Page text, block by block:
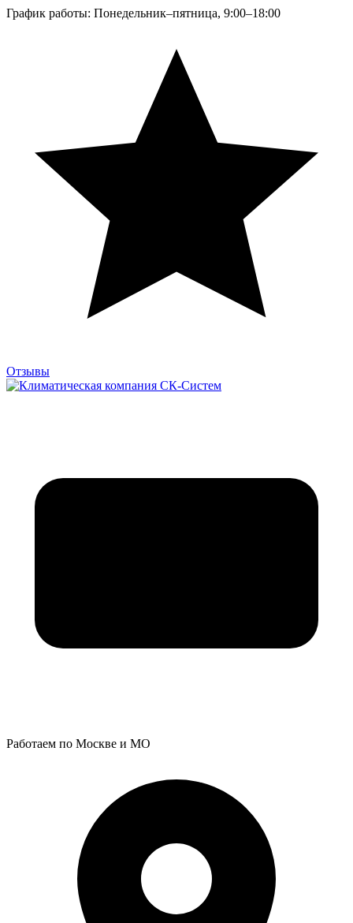
График работы: Понедельник–пятница, 9:00–18:00
Отзывы
Работаем по Москве и МО